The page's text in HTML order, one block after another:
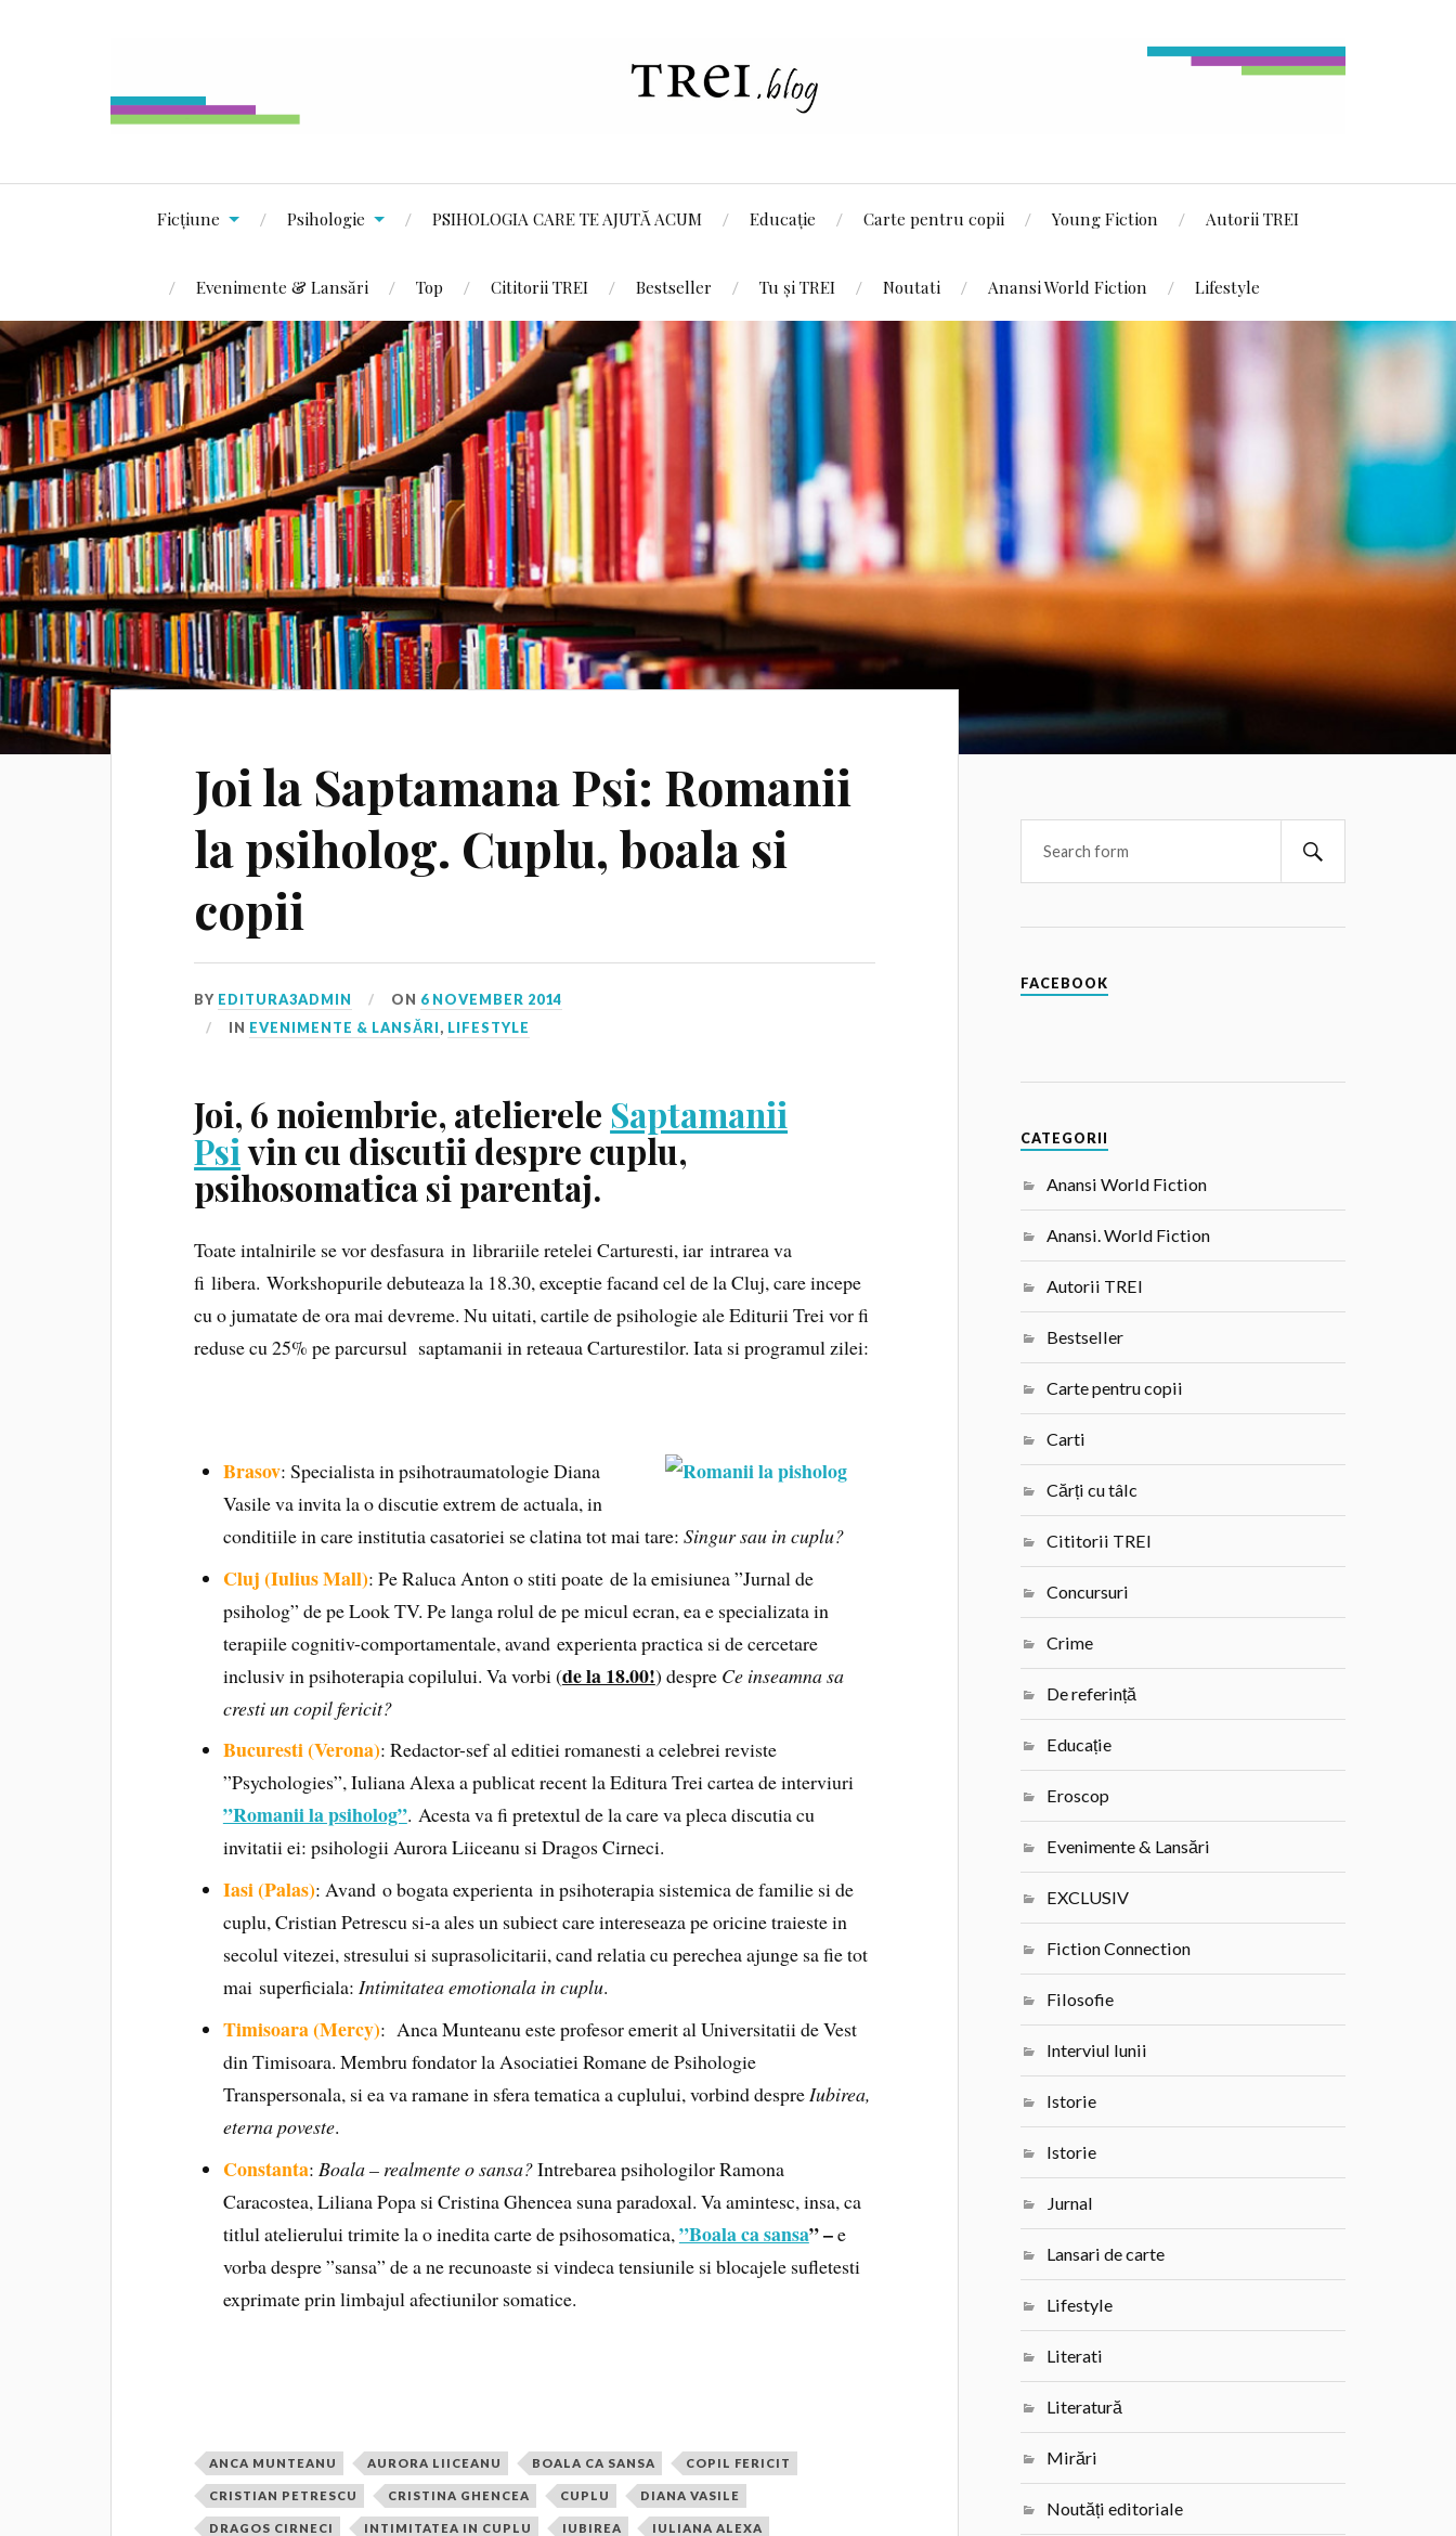
Ficțiune Psihologie PSIHOLOGIA CARE TE AJUTĂ ACUM Educație Carte pentru copii Young Fiction Autorii TREI
Evenimente & Lansări Top Cititorii TREI Bestseller Tu și TREI Noutati Anansi World Fiction Lifestyle
Joi la Saptamana Psi: Romanii
la psiholog. Cuplu, boala si
copii
BY EDITURA3ADMIN ON 6 NOVEMBER 2014
IN EVENIMENTE & LANSĂRI, LIFESTYLE
Joi, 6 noiembrie, atelierele Saptamanii
Psivin cu discutii despre cuplu,
psihosomatica si parentaj.
Toate intalnirile se vor desfasura in librariile retelei Carturesti, iar intrarea va
fi libera. Workshopurile debuteaza la 18.30, exceptie facand cel de la Cluj, care incepe
cu o jumatate de ora mai devreme. Nu uitati, cartile de psihologie ale Editurii Trei vor fi
reduse cu 25% pe parcursul saptamanii in reteaua Carturestilor. Iata si programul zilei:
Brasov: Specialista in psihotraumatologie Diana
Vasile va invita la o discutie extrem de actuala, in
conditiile in care institutia casatoriei se clatina tot mai tare: Singur sau in cuplu?
Cluj (Iulius Mall): Pe Raluca Anton o stiti poate de la emisiunea ”Jurnal de
psiholog” de pe Look TV. Pe langa rolul de pe micul ecran, ea e specializata in
terapiile cognitiv-comportamentale, avand experienta practica si de cercetare
inclusiv in psihoterapia copilului. Va vorbi (de la 18.00!) despre Ce inseamna sa
cresti un copil fericit?
Bucuresti (Verona): Redactor-sef al editiei romanesti a celebrei reviste
”Psychologies”, Iuliana Alexa a publicat recent la Editura Trei cartea de interviuri
”Romanii la psiholog”. Acesta va fi pretextul de la care va pleca discutia cu
invitatii ei: psihologii Aurora Liiceanu si Dragos Cirneci.
Iasi (Palas): Avand o bogata experienta in psihoterapia sistemica de familie si de
cuplu, Cristian Petrescu si-a ales un subiect care intereseaza pe oricine traieste in
secolul vitezei, stresului si suprasolicitarii, cand relatia cu perechea ajunge sa fie tot
mai superficiala: Intimitatea emotionala in cuplu.
Timisoara (Mercy): Anca Munteanu este profesor emerit al Universitatii de Vest
din Timisoara. Membru fondator la Asociatiei Romane de Psihologie
Transpersonala, si ea va ramane in sfera tematica a cuplului, vorbind despreIubirea,
eterna poveste.
Constanta: Boala – realmente o sansa?Intrebarea psihologilor Ramona
Caracostea, Liliana Popa si Cristina Ghencea suna paradoxal. Va amintesc, insa, ca
titlul atelierului trimite la o inedita carte de psihosomatica,”Boala ca sansa” –e
vorba despre ”sansa” de a ne recunoaste si vindeca tensiunile si blocajele sufletesti
exprimate prin limbajul afectiunilor somatice.
ANCA MUNTEANU AURORA LIICEANU BOALA CA SANSA COPIL FERICIT
CRISTIAN PETRESCU CRISTINA GHENCEA CUPLU DIANA VASILE
DRAGOS CIRNECI INTIMITATEA IN CUPLU IUBIREA IULIANA ALEXA
FACEBOOK
CATEGORII
Anansi World Fiction
Anansi. World Fiction
Autorii TREI
Bestseller
Carte pentru copii
Carti
Cărți cu tâlc
Cititorii TREI
Concursuri
Crime
De referință
Educație
Eroscop
Evenimente & Lansări
EXCLUSIV
Fiction Connection
Filosofie
Interviul lunii
Istorie
Istorie
Jurnal
Lansari de carte
Lifestyle
Literati
Literatură
Mirări
Noutăți editoriale